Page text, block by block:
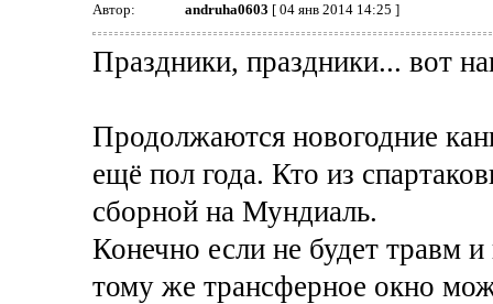
Автор: andruha0603 [ 04 янв 2014 14:25 ]
Праздники, праздники... вот
Продолжаются новогодние
ещё пол года. Кто из
сборной на Мундиаль.
Конечно если не будет травм
тому же трансферное окно